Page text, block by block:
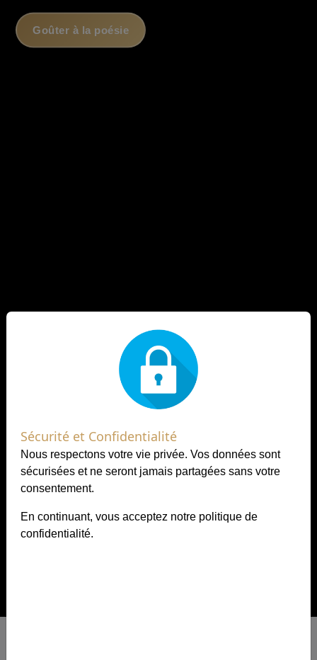
Sécurité et Confidentialité
Nous respectons votre vie privée. Vos données sont
sécurisées et ne seront jamais partagées sans votre
consentement.
En continuant, vous acceptez notre politique de
confidentialité.
Goûter à la poésie